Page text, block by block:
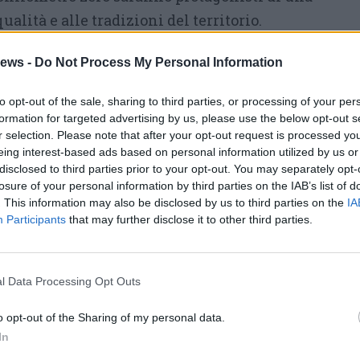
- Do Not Process My Personal Information
opt-out of the sale, sharing to third parties, or processing of your
for targeted advertising by us, please use the below opt-out
selection. Please note that after your opt-out request is processed
interest-based ads based on personal information utilized by us
to third parties prior to your opt-out. You may separately
of your personal information by third parties on the IAB’s list of
This information may also be disclosed by us to third parties on the
Participants that may further disclose it to other third parties.
Data Processing Opt Outs
opt-out of the Sharing of my personal data.
e alle tradizioni del territorio.
occasione per sostenere le
favorire il contatto diretto tra produttori e
gli intermediari e valorizzando il lavoro
nel settore primario.
il Mercato Contadino si propone come
di un’economia più sostenibile e
il legame tra comunità, territorio e
che contribuisce a mantenere
a diffondere una maggiore attenzione
qualità degli alimenti.
Libertà, affacciata sull’area
di incontro tra residenti e turisti, offrirà